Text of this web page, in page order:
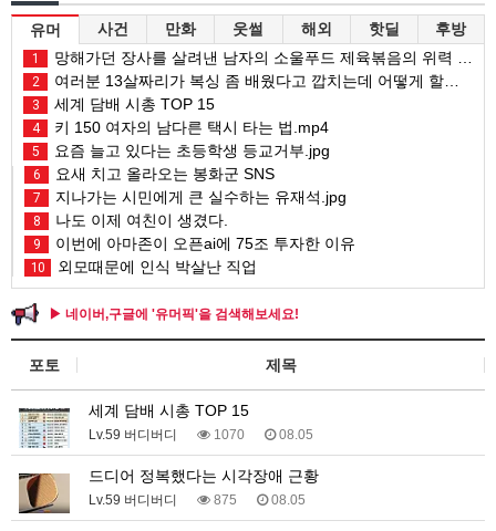
유머 사건 만화 웃썰 해외 핫딜 후방
1 망해가던 장사를 살려낸 남자의 소울푸드 제육볶음의 위력 ㅋㅋ
2 여러분 13살짜리가 복싱 좀 배웠다고 깝치는데 어떻게 할까요?
3 세계 담배 시총 TOP 15
4 키 150 여자의 남다른 택시 타는 법.mp4
5 요즘 늘고 있다는 초등학생 등교거부.jpg
6 요새 치고 올라오는 봉화군 SNS
7 지나가는 시민에게 큰 실수하는 유재석.jpg
8 나도 이제 여친이 생겼다.
9 이번에 아마존이 오픈ai에 75조 투자한 이유
10 외모때문에 인식 박살난 직업
▶ 네이버,구글에 '유머픽'을 검색해보세요!
포토 제목
세계 담배 시총 TOP 15
Lv.59 버디버디 1070 08.05
드디어 정복했다는 시각장애 근황
Lv.59 버디버디 875 08.05